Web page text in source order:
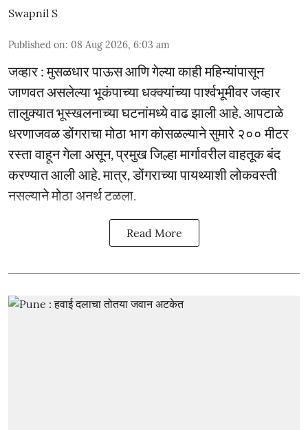
Swapnil S
Published on: 08 Aug 2026, 6:03 am
जव्हार : मुसळधार पाऊस आणि गेल्या काही महिन्यांपासून
जाणवत असलेल्या भूकंपाच्या धक्क्यांच्या पार्श्वभूमीवर जव्हार
तालुक्यात भूस्खलनाच्या घटनांमध्ये वाढ झाली आहे. आपटाळे
धरणाजवळ डोंगराचा मोठा भाग कोसळल्याने सुमारे २०० मीटर
रस्ता वाहून गेला असून, प्रमुख जिल्हा मार्गावरील वाहतूक बंद
करण्यात आली आहे. मात्र, डोंगराच्या पायथ्याशी लोकवस्ती
नसल्याने मोठा अनर्थ टळला.
Read More